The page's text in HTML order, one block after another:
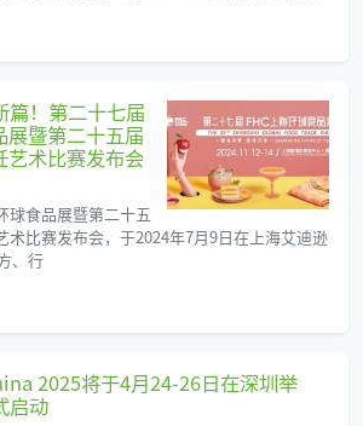
！第二十七届
展暨第二十五届
艺术比赛发布会
球食品展暨第二十五
术比赛发布会，于2024年7月9日在上海艾迪逊
、行
2025将于4月24-26日在深圳举
启动